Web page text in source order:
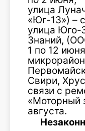
улица
«Юг-13») –
улица Юго-
Знаний,
1 по 12
Свири,
связи с
«Моторный
августа.